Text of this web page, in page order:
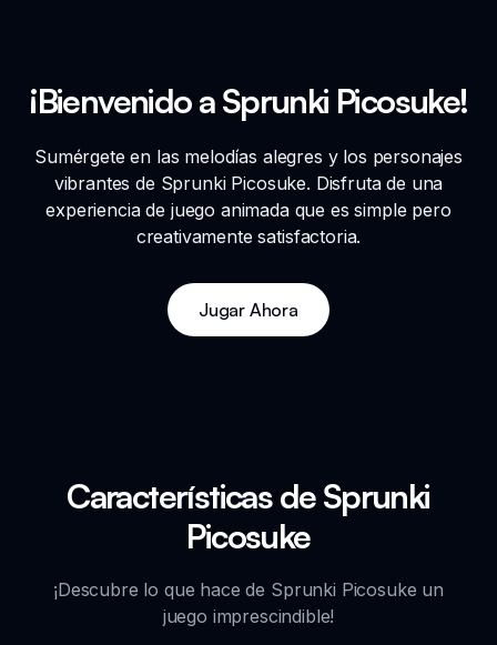
¡Bienvenido a Sprunki Picosuke!
Sumérgete en las melodías alegres y los personajes
vibrantes de Sprunki Picosuke. Disfruta de una
experiencia de juego animada que es simple pero
creativamente satisfactoria.
Jugar Ahora
Características de Sprunki
Picosuke
¡Descubre lo que hace de Sprunki Picosuke un
juego imprescindible!